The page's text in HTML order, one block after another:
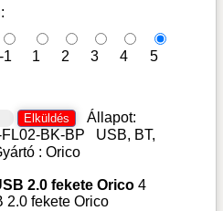
-1 1 2 3 4 5
Állapot:
BK-BP
USB, BT,
: Orico
2.0 fekete Orico4
2.0 fekete Orico